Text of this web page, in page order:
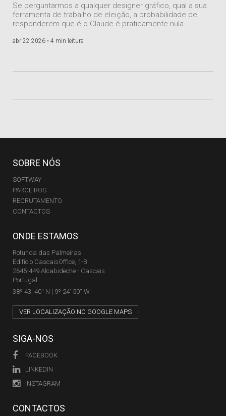
Se perguntarmos a qualquer designer gráfico, qual a sua
ferramenta de trabalho de eleição, a probabilidade de
responderem que é o Claude é praticamente nula.
abr 22 2026 • 4 min leitura
SOBRE NÓS
SOFTWAY
PARCEIROS
RECRUTAMENTO
CONTACTOS
ONDE ESTAMOS
Rotunda das Palmeiras
Edifício CascaisOffice, 1-B
2645-449 Alcabideche - Cascais
Portugal
38º 43' 40'' N | 9º 24' 50'' W
VER LOCALIZAÇÃO NO GOOGLE MAPS
SIGA-NOS
FACEBOOK
LINKEDIN
INSTAGRAM
CONTACTOS